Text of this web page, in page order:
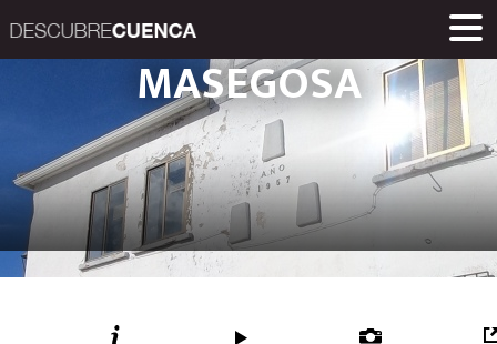
Descubre
INICIO
RUTAS
ENCLAVES Y POBLACIONES
EVENTOS
ENLACES
MUSEOS
GASTRONOMÍA
PRODUCTOS
Una iniciativa de
Diputación
MASEGOSA